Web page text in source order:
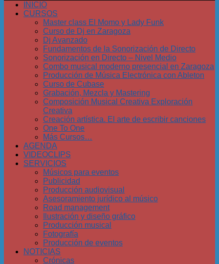
INICIO
CURSOS
Master class El Momo y Lady Funk
Curso de Dj en Zaragoza
Dj Avanzado
Fundamentos de la Sonorización de Directo
Sonorización en Directo – Nivel Medio
Combo musical moderno presencial en Zaragoza
Producción de Música Electrónica con Ableton
Curso de Cubase
Grabación, Mezcla y Mastering
Composición Musical Creativa Exploración
Creativa
Creación artística. El arte de escribir canciones
One To One
Más Cursos…
AGENDA
VIDEOCLIPS
SERVICIOS
Músicos para eventos
Publicidad
Producción audiovisual
Asesoramiento jurídico al músico
Road management
Ilustración y diseño gráfico
Producción musical
Fotografía
Producción de eventos
NOTICIAS
Crónicas